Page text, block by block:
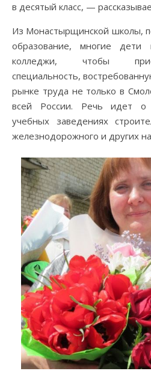
в десятый класс, —
Из Монастырщинской школы,
образование, многие дети
колледжи, чтобы
специальность,
рынке труда не только в
всей России. Речь идет о
учебных заведениях
железнодорожного и других